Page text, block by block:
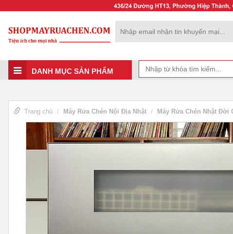
DANH MỤC SẢN PHẨM
Trang chủ Máy Rửa Chén Nội Địa Nhật Máy Rửa Chén Nhật Đời